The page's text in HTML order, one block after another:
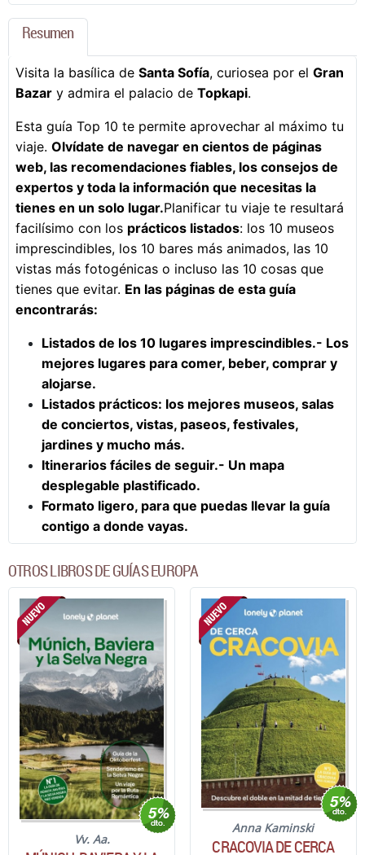
Resumen
Visita la basílica de Santa Sofía, curiosea por el Gran
Bazar y admira el palacio de Topkapi.
Esta guía Top 10 te permite aprovechar al máximo tu
viaje. Olvídate de navegar en cientos de páginas
web, las recomendaciones fiables, los consejos de
expertos y toda la información que necesitas la
tienes en un solo lugar.Planificar tu viaje te resultará
facilísimo con los prácticos listados: los 10 museos
imprescindibles, los 10 bares más animados, las 10
vistas más fotogénicas o incluso las 10 cosas que
tienes que evitar. En las páginas de esta guía
encontrarás:
Listados de los 10 lugares imprescindibles.- Los
mejores lugares para comer, beber, comprar y
alojarse.
Listados prácticos: los mejores museos, salas
de conciertos, vistas, paseos, festivales,
jardines y mucho más.
Itinerarios fáciles de seguir.- Un mapa
desplegable plastificado.
Formato ligero, para que puedas llevar la guía
contigo a donde vayas.
OTROS LIBROS DE GUÍAS EUROPA
Vv. Aa.
Anna Kaminski
CRACOVIA DE CERCA